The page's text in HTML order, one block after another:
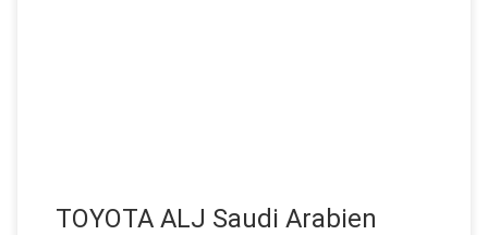
TOYOTA ALJ Saudi Arabien